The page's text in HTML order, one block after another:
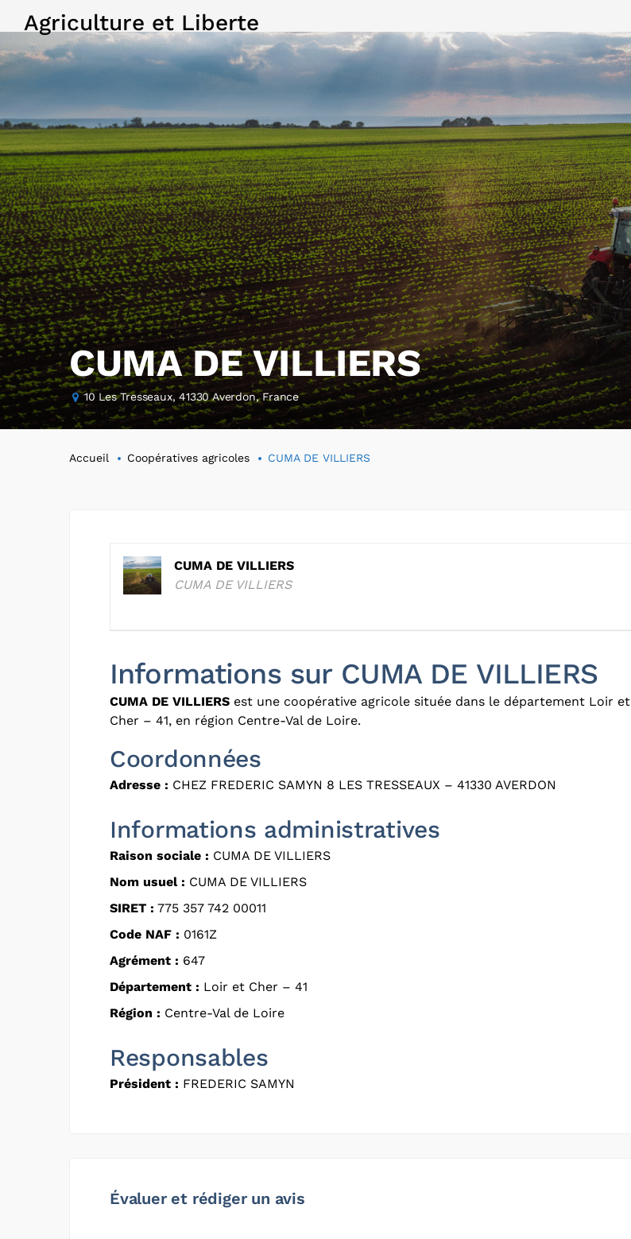
Agriculture et Liberte
CUMA DE VILLIERS
10 Les Tresseaux, 41330 Averdon, France
Accueil Coopératives agricoles CUMA DE VILLIERS
CUMA DE VILLIERS
CUMA DE VILLIERS
Informations sur CUMA DE VILLIERS
CUMA DE VILLIERS est une coopérative agricole située dans le département Loir et
Cher – 41, en région Centre-Val de Loire.
Coordonnées
Adresse : CHEZ FREDERIC SAMYN 8 LES TRESSEAUX – 41330 AVERDON
Informations administratives
Raison sociale : CUMA DE VILLIERS
Nom usuel : CUMA DE VILLIERS
SIRET : 775 357 742 00011
Code NAF : 0161Z
Agrément : 647
Département : Loir et Cher – 41
Région : Centre-Val de Loire
Responsables
Président : FREDERIC SAMYN
Évaluer et rédiger un avis